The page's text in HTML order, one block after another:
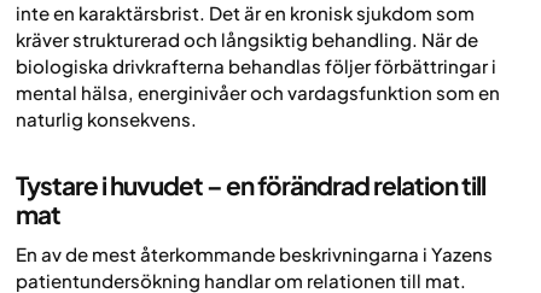
inte en karaktärsbrist. Det är en kronisk sjukdom som
kräver strukturerad och långsiktig behandling. När de
biologiska drivkrafterna behandlas följer förbättringar i
mental hälsa, energinivåer och vardagsfunktion som en
naturlig konsekvens.
Tystare i huvudet – en förändrad relation till
mat
En av de mest återkommande beskrivningarna i Yazens
patientundersökning handlar om relationen till mat.